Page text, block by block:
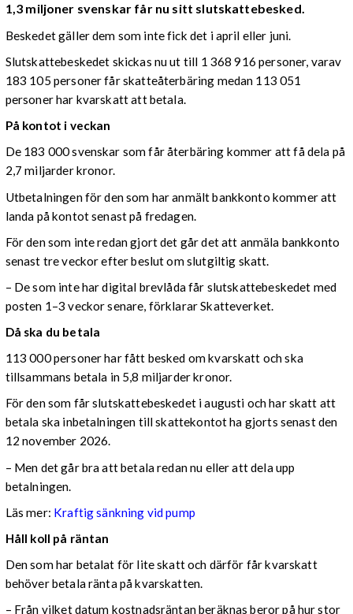
1,3 miljoner svenskar får nu sitt slutskattebesked.
Beskedet gäller dem som inte fick det i april eller juni.
Slutskattebeskedet skickas nu ut till 1 368 916 personer, varav
183 105 personer får skatteåterbäring medan 113 051
personer har kvarskatt att betala.
På kontot i veckan
De 183 000 svenskar som får återbäring kommer att få dela på
2,7 miljarder kronor.
Utbetalningen för den som har anmält bankkonto kommer att
landa på kontot senast på fredagen.
För den som inte redan gjort det går det att anmäla bankkonto
senast tre veckor efter beslut om slutgiltig skatt.
– De som inte har digital brevlåda får slutskattebeskedet med
posten 1–3 veckor senare, förklarar Skatteverket.
Då ska du betala
113 000 personer har fått besked om kvarskatt och ska
tillsammans betala in 5,8 miljarder kronor.
För den som får slutskattebeskedet i augusti och har skatt att
betala ska inbetalningen till skattekontot ha gjorts senast den
12 november 2026.
– Men det går bra att betala redan nu eller att dela upp
betalningen.
Läs mer: Kraftig sänkning vid pump
Håll koll på räntan
Den som har betalat för lite skatt och därför får kvarskatt
behöver betala ränta på kvarskatten.
– Från vilket datum kostnadsräntan beräknas beror på hur stor